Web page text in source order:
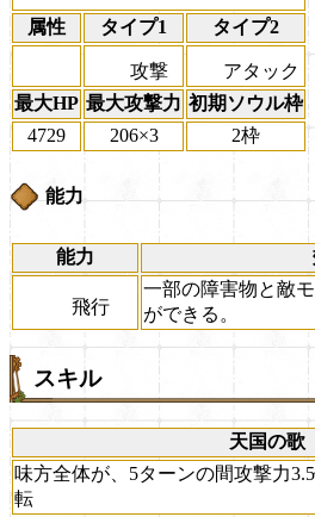
属性 タイプ1 タイプ2
攻撃
アタック
最大HP 最大攻撃力 初期ソウル枠
4729
206×3 2枠
能力
能力
飛行
一部の障害物と敵
ができる。
スキル
天国の歌
味方全体が、5ターンの間攻撃力
転